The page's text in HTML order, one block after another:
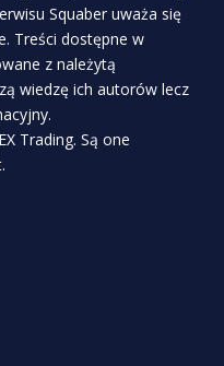
Squaber uważa się
Treści dostępne w
z należytą
wiedzę ich autorów lecz
Trading. Są one